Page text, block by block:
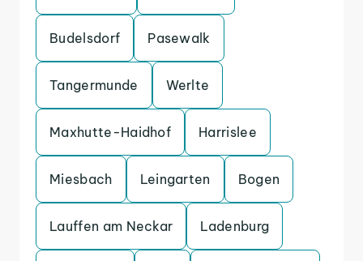
Budelsdorf Pasewalk
Tangermunde Werlte
Maxhutte-Haidhof Harrislee
Miesbach Leingarten Bogen
Lauffen am Neckar Ladenburg